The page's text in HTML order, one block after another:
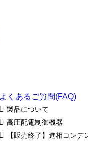
よくあるご質問(FAQ)
製品について
高圧配電制御機器
【販売終了】進相コンデ